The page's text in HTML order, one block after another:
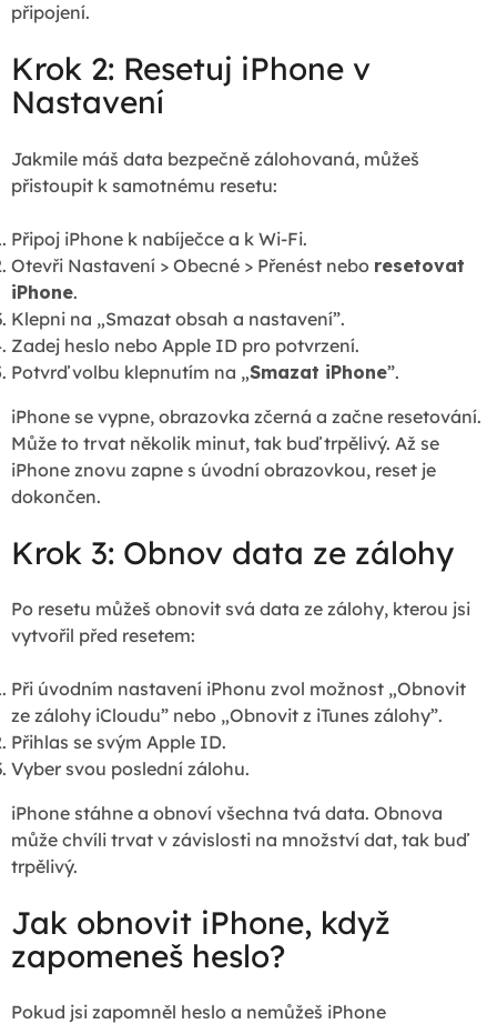
připojení.
Krok 2: Resetuj iPhone v
Nastavení
Jakmile máš data bezpečně zálohovaná, můžeš
přistoupit k samotnému resetu:
Připoj iPhone k nabíječce a k Wi-Fi.
Otevři Nastavení > Obecné > Přenést nebo resetovat
iPhone.
Klepni na „Smazat obsah a nastavení”.
Zadej heslo nebo Apple ID pro potvrzení.
Potvrď volbu klepnutím na „Smazat iPhone”.
iPhone se vypne, obrazovka zčerná a začne resetování.
Může to trvat několik minut, tak buď trpělivý. Až se
iPhone znovu zapne s úvodní obrazovkou, reset je
dokončen.
Krok 3: Obnov data ze zálohy
Po resetu můžeš obnovit svá data ze zálohy, kterou jsi
vytvořil před resetem:
Při úvodním nastavení iPhonu zvol možnost „Obnovit
ze zálohy iCloudu” nebo „Obnovit z iTunes zálohy”.
Přihlas se svým Apple ID.
Vyber svou poslední zálohu.
iPhone stáhne a obnoví všechna tvá data. Obnova
může chvíli trvat v závislosti na množství dat, tak buď
trpělivý.
Jak obnovit iPhone, když
zapomeneš heslo?
Pokud jsi zapomněl heslo a nemůžeš iPhone